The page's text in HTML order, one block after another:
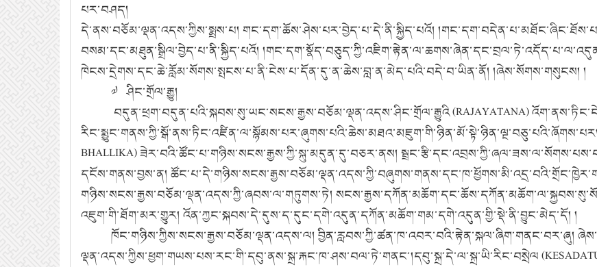
པར་བཤད།
དེ་ནས་བཅོམ་ལྡན་འདས་ཀྱིས་སྨྲས་པ། གང་དག་ཆོས་ཤེས་པར་བྱེད་པ་དེ་ནི་སྐྱིད་པའོ།
བསམ་དང་མཐུན་སྒྲིལ་བྱེད་པ་ནི་སྐྱིད་པའོ།
ཁེངས་དྲེགས་དང་ཆེ་རློམ་སོགས་སྤངས་པ་ནི་ངེས་པ་དོན་དུ་ན་ཆེས་བླ་ན་མེད་པའི་བདེ་བ་ཡིན་ནོ། །ཞེས་སོགས་གསུངས། །
༧ ཤིང་གྲོལ་རྒྱུ།
བདུན་ཕྲག་བདུན་པའི་སྐབས་སུ་ཡང་སངས་རྒྱས་བཅོམ་ལྡན་འདས་ཤིང་གྲོལ་རྒྱུའི (RAJAYATANA)
BHALLIKA) ཟེར་བའི་ཚོང་པ་གཉིས་སངས་རྒྱས་ཀྱི་སྐུ་མདུན་དུ་བཅར་ནས།
དངོས་གནས་བྱས་ན།
གཉིས་སངས་རྒྱས་བཅོམ་ལྡན་འདས་ཀྱི་ཞབས་ལ་གཏུགས་ཏེ།
འཇུག་གི་ཐོག་མར་གྱུར། འོན་ཀྱང་སྐབས་དེ་དུས་ད་དུང་དགེ་འདུན་དཀོན་མཆོག་གམ་དགེ་འདུན་གྱི་སྡེ་ནི་བྱུང་མེད་དོ། །
ཁོང་གཉིས་ཀྱིས་སངས་རྒྱས་བཅོམ་ལྡན་འདས་ལ། བྱིན་རླབས་ཀྱི་ཚན་ཁ་འབར་བའི་རྟེན་སྐལ་ཞིག་གནང་བར་ཞུ།
ལྡན་འདས་ཀྱིས་ཕྱག་གཡས་པས་རང་གི་དབུ་ནས་སྐྲ་རྐང་ཁ་ཤས་བལ་ཏེ་གནང་།དབུ་སྐྲ་དེ་ལ་སྐྲ་ཡི་རིང་བསྲེལ